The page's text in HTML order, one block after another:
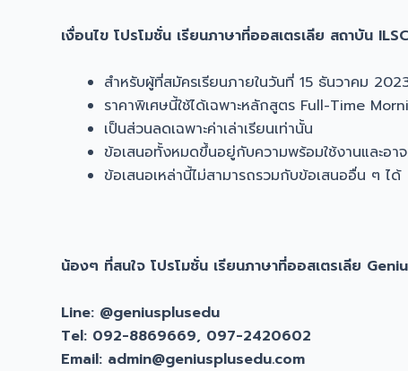
เงื่อนไข โปรโมชั่น เรียนภาษาที่ออสเตรเลีย สถาบัน
สำหรับผู้ที่สมัครเรียนภายในวันที่ 15 ธันวาคม
ราคาพิเศษนี้ใช้ได้เฉพาะหลักสูตร Full-Time
เป็นส่วนลดเฉพาะค่าเล่าเรียนเท่านั้น
ข้อเสนอทั้งหมดขึ้นอยู่กับความพร้อมใช้งานและอา
ข้อเสนอเหล่านี้ไม่สามารถรวมกับข้อเสนออื่น ๆ ได้
น้องๆ ที่สนใจ โปรโมชั่น เรียนภาษาที่ออสเตรเลีย
Line: @geniusplusedu
Tel: 092-8869669, 097-2420602
Email: admin@geniusplusedu.com